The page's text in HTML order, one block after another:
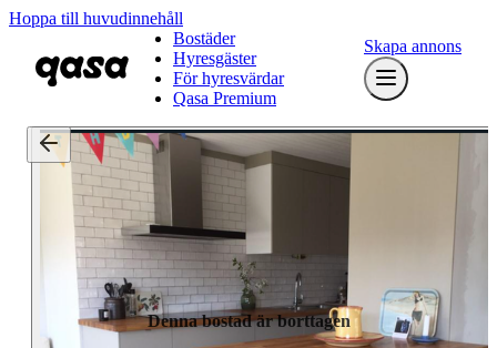
Hoppa till huvudinnehåll
Bostäder
Hyresgäster
För hyresvärdar
Qasa Premium
Skapa annons
Denna bostad är borttagen